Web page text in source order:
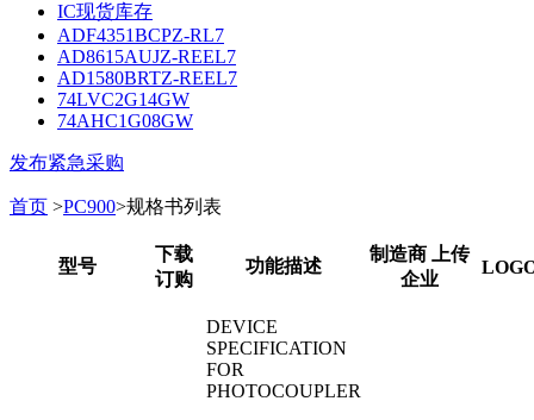
IC现货库存
ADF4351BCPZ-RL7
AD8615AUJZ-REEL7
AD1580BRTZ-REEL7
74LVC2G14GW
74AHC1G08GW
发布紧急采购
首页 >PC900>规格书列表
型号
下载
订购
功能描述
制造商 上传
企业
DEVICE
SPECIFICATION
FOR
PHOTOCOUPLER